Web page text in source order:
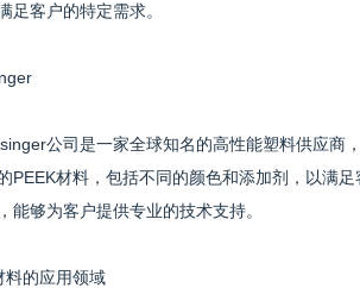
足客户的特定需求。
公司是一家全球知名的高性能塑料供应商
PEEK材料，包括不同的颜色和添加剂，以满
能够为客户提供专业的技术支持。
料的应用领域